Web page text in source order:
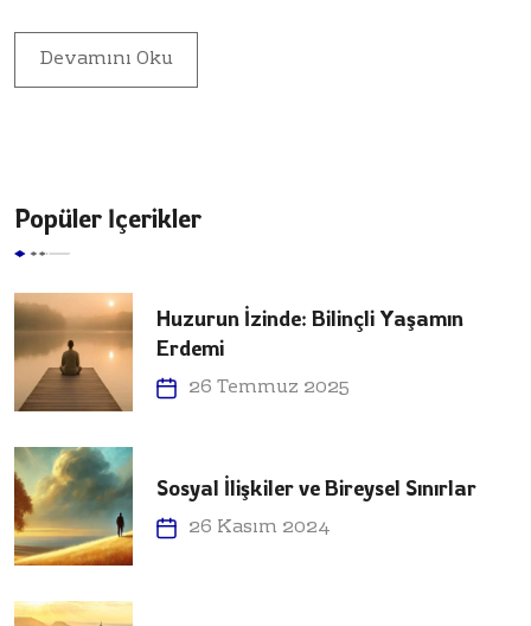
Devamını Oku
Popüler İçerikler
Huzurun İzinde: Bilinçli Yaşamın
Erdemi
26 Temmuz 2025
Sosyal İlişkiler ve Bireysel Sınırlar
26 Kasım 2024